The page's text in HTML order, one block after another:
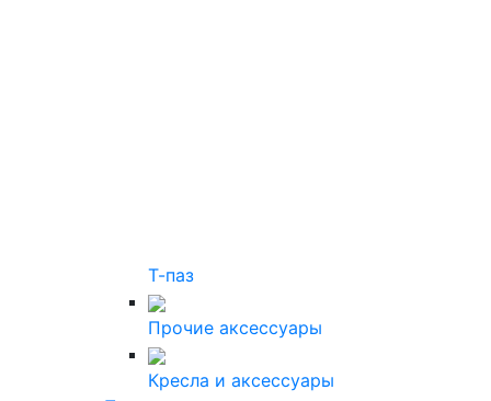
Т-паз
Прочие аксессуары
Кресла и аксессуары